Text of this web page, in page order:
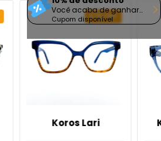
Você acaba de ganhar
10% desc em sua compra!!
Cupom disponível
57%OFF
Koros Lari